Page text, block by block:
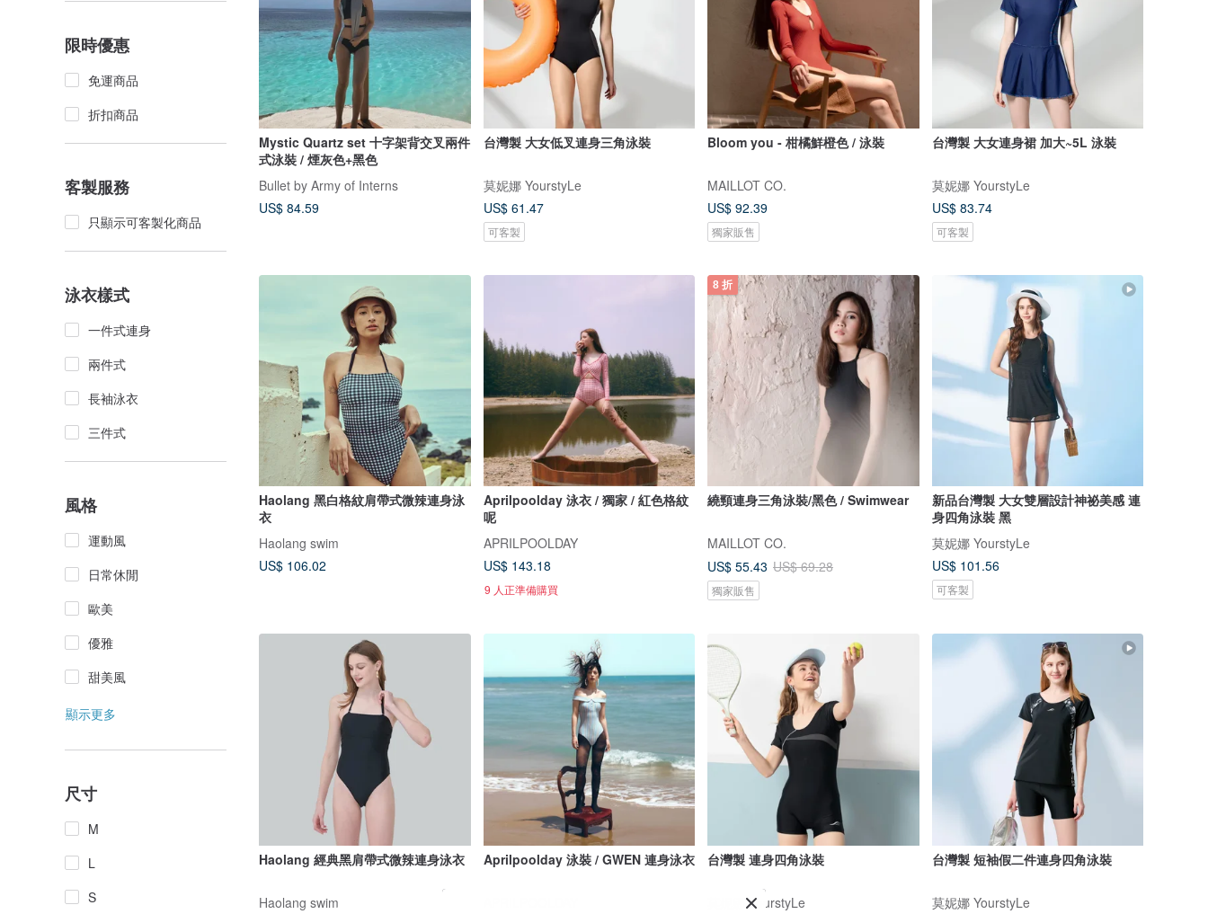
限時優惠
免運商品
折扣商品
客製服務
只顯示可客製化商品
泳衣樣式
一件式連身
兩件式
長袖泳衣
三件式
風格
運動風
日常休閒
歐美
優雅
甜美風
顯示更多
尺寸
M
L
S
Mystic Quartz set 十字架背交叉兩件
式泳裝 / 煙灰色+黑色
Bullet by Army of Interns
US$ 84.59
台灣製 大女低叉連身三角泳裝
莫妮娜 YourstyLe
US$ 61.47
可客製
Bloom you - 柑橘鮮橙色 / 泳裝
MAILLOT CO.
US$ 92.39
獨家販售
台灣製 大女連身裙 加大~5L 泳裝
莫妮娜 YourstyLe
US$ 83.74
可客製
Haolang 黑白格紋肩帶式微辣連身泳
衣
Haolang swim
US$ 106.02
Aprilpoolday 泳衣 / 獨家 / 紅色格紋
呢
APRILPOOLDAY
US$ 143.18
9 人正準備購買
8 折
繞頸連身三角泳裝/黑色 / Swimwear
MAILLOT CO.
US$ 55.43 US$ 69.28
獨家販售
新品台灣製 大女雙層設計神祕美感 連
身四角泳裝 黑
莫妮娜 YourstyLe
US$ 101.56
可客製
Haolang 經典黑肩帶式微辣連身泳衣
Haolang swim
Aprilpoolday 泳裝 / GWEN 連身泳衣 台灣製 連身四角泳裝
莫妮娜 YourstyLe
台灣製 短袖假二件連身四角泳裝
莫妮娜 YourstyLe